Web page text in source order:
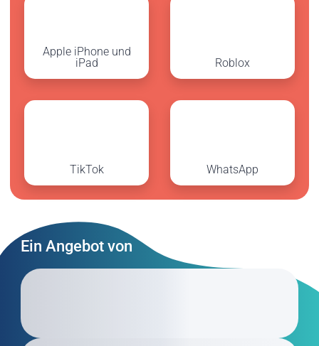
Apple iPhone und
iPad
Roblox
TikTok WhatsApp
Ein Angebot von